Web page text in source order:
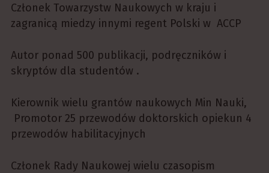
Członek Towarzystw Naukowych w kraju i
zagranicą miedzy innymi regent Polski w ACCP
Autor ponad 500 publikacji, podręczników i
skryptów dla studentów .
Kierownik wielu grantów naukowych Min Nauki,
Promotor 25 przewodów doktorskich opiekun 4
przewodów habilitacyjnych
Członek Rady Naukowej wielu czasopism